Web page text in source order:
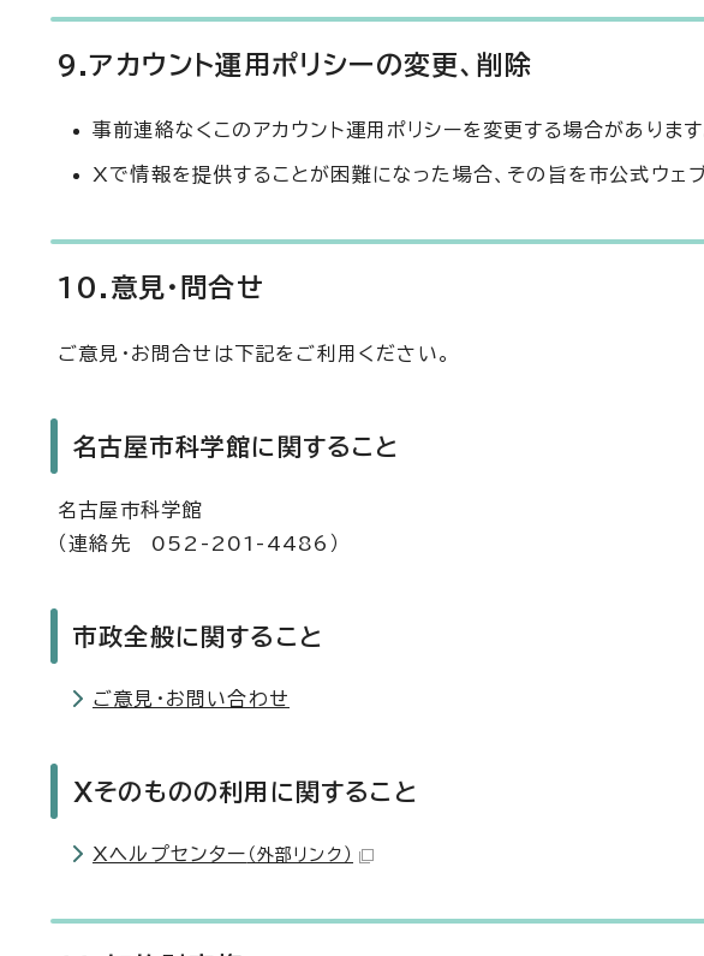
9.アカウント運用ポリシーの変更、削除
事前連絡なくこのアカウント運用ポリシーを変更する場合があります
Xで情報を提供することが困難になった場合、その旨を市公式ウェ
10.意見・問合せ
ご意見・お問合せは下記をご利用ください。
名古屋市科学館に関すること
名古屋市科学館
（連絡先 052-201-4486）
市政全般に関すること
ご意見・お問い合わせ
Xそのものの利用に関すること
Xヘルプセンター （外部リンク）